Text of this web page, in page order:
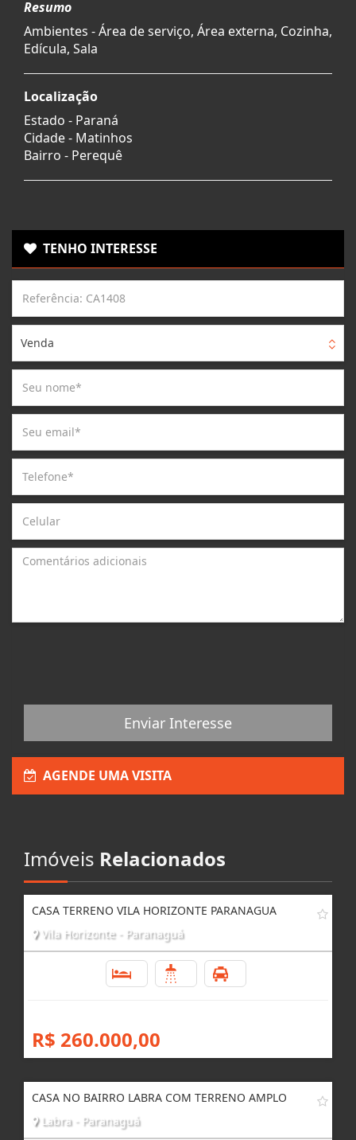
Resumo
Ambientes - Área de serviço, Área externa, Cozinha,
Edícula, Sala
Localização
Estado - Paraná
Cidade - Matinhos
Bairro - Perequê
TENHO INTERESSE
Venda
Enviar Interesse
AGENDE UMA VISITA
Imóveis Relacionados
CASA TERRENO VILA HORIZONTE PARANAGUA
Vila Horizonte - Paranaguá
R$ 260.000,00
CASA NO BAIRRO LABRA COM TERRENO AMPLO
Labra - Paranaguá